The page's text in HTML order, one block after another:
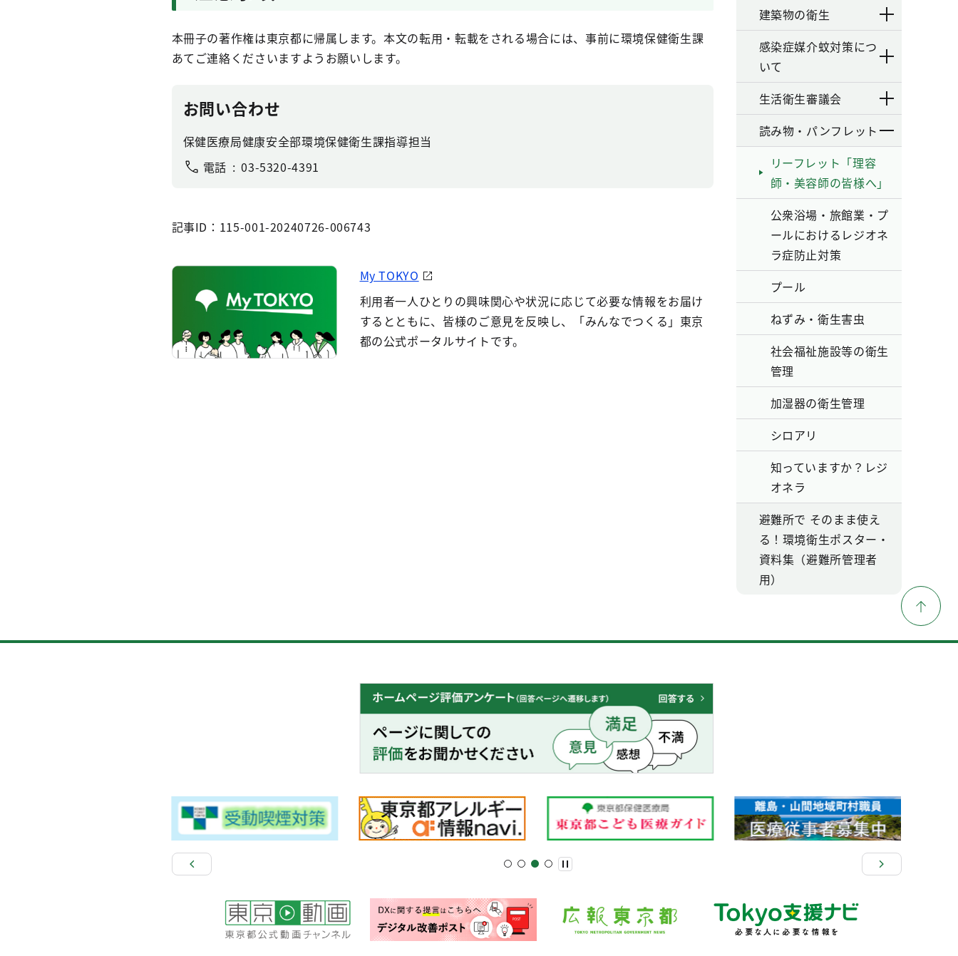
本冊子の著作権は東京都に帰属します。本文の転用・転載をされる場合には、事前に環境保健衛生課
あてご連絡くださいますようお願いします。
お問い合わせ
保健医療局健康安全部環境保健衛生課指導担当
電話
03-5320-4391
記事ID：115-001-20240726-006743
My TOKYO
利用者一人ひとりの興味関心や状況に応じて必要な情報をお届け
するとともに、皆様のご意見を反映し、「みんなでつくる」東京
都の公式ポータルサイトです。
建築物の衛生
感染症媒介蚊対策につ
いて
生活衛生審議会
読み物・パンフレット
リーフレット「理容
師・美容師の皆様へ」
公衆浴場・旅館業・プ
ールにおけるレジオネ
ラ症防止対策
プール
ねずみ・衛生害虫
社会福祉施設等の衛生
管理
加湿器の衛生管理
シロアリ
知っていますか？レジ
オネラ
避難所で そのまま使え
る！環境衛生ポスター・
資料集（避難所管理者
用）